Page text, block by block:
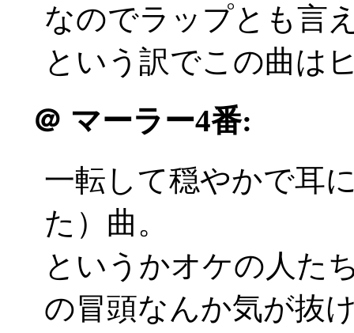
なのでラップとも言
という訳でこの曲は
＠ マーラー4番:
一転して穏やかで耳
た）曲。
というかオケの人た
の冒頭なんか気が抜